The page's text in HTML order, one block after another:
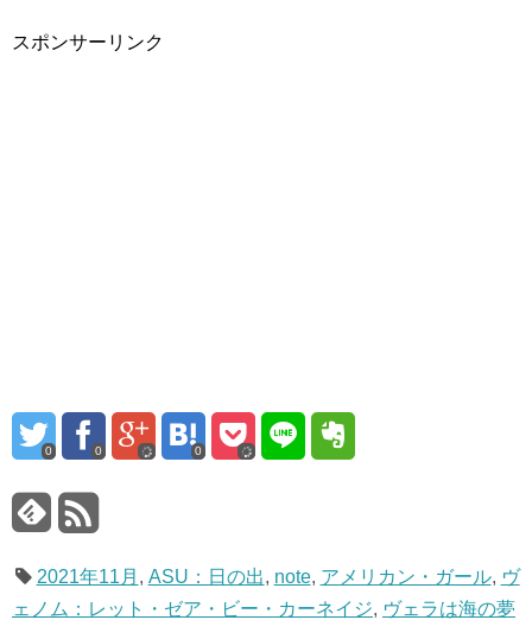
スポンサーリンク
0 0 0
2021年11月 , ASU：日の出, note, アメリカン・ガール, ヴ
ェノム：レット・ゼア・ビー・カーネイジ, ヴェラは海の夢